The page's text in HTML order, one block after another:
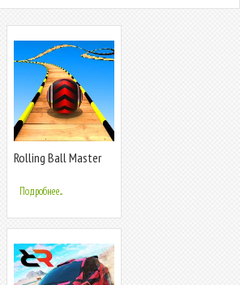
Rolling Ball Master
Подробнее...